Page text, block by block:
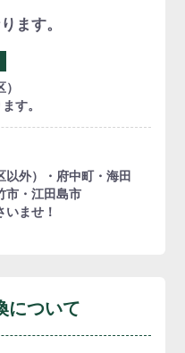
ます。
す。
外）・府中町・海田
市・江田島市
ませ！
について